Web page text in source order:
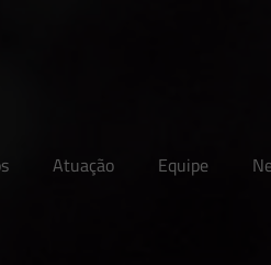
Atuação Equipe